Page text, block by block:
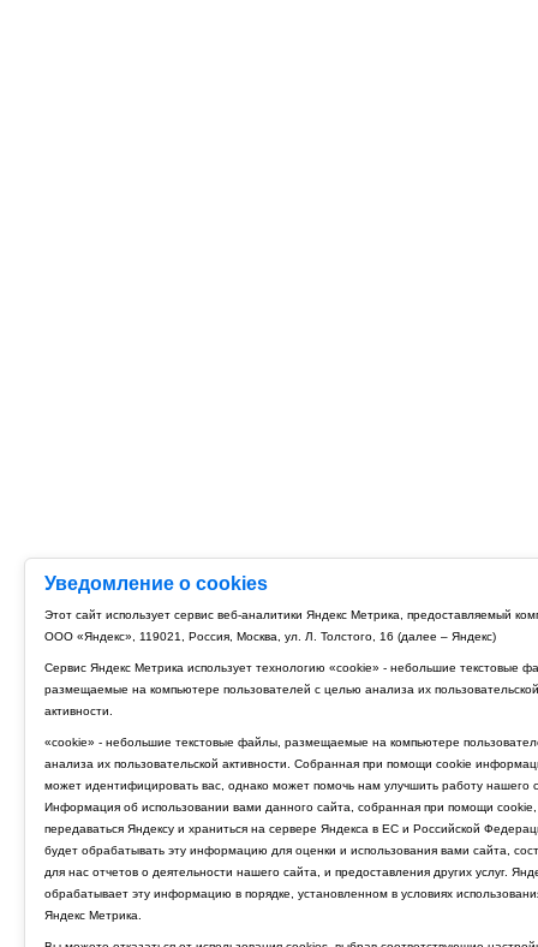
Уведомление о cookies
Этот сайт использует сервис веб-аналитики Яндекс Метрика, предоставляемый
ООО «Яндекс», 119021, Россия, Москва, ул. Л. Толстого, 16 (далее – Яндекс)
Сервис Яндекс Метрика использует технологию «cookie» - небольшие текстовые
размещаемые на компьютере пользователей с целью анализа их пользовательской
активности.
«cookie» - небольшие текстовые файлы, размещаемые на компьютере
анализа их пользовательской активности. Собранная при помощи cookie
может идентифицировать вас, однако может помочь нам улучшить работу нашего
Информация об использовании вами данного сайта, собранная при помощи cookie,
передаваться Яндексу и храниться на сервере Яндекса в ЕС и Российской
будет обрабатывать эту информацию для оценки и использования вами сайта,
для нас отчетов о деятельности нашего сайта, и предоставления других услуг.
обрабатывает эту информацию в порядке, установленном в условиях
Яндекс Метрика.